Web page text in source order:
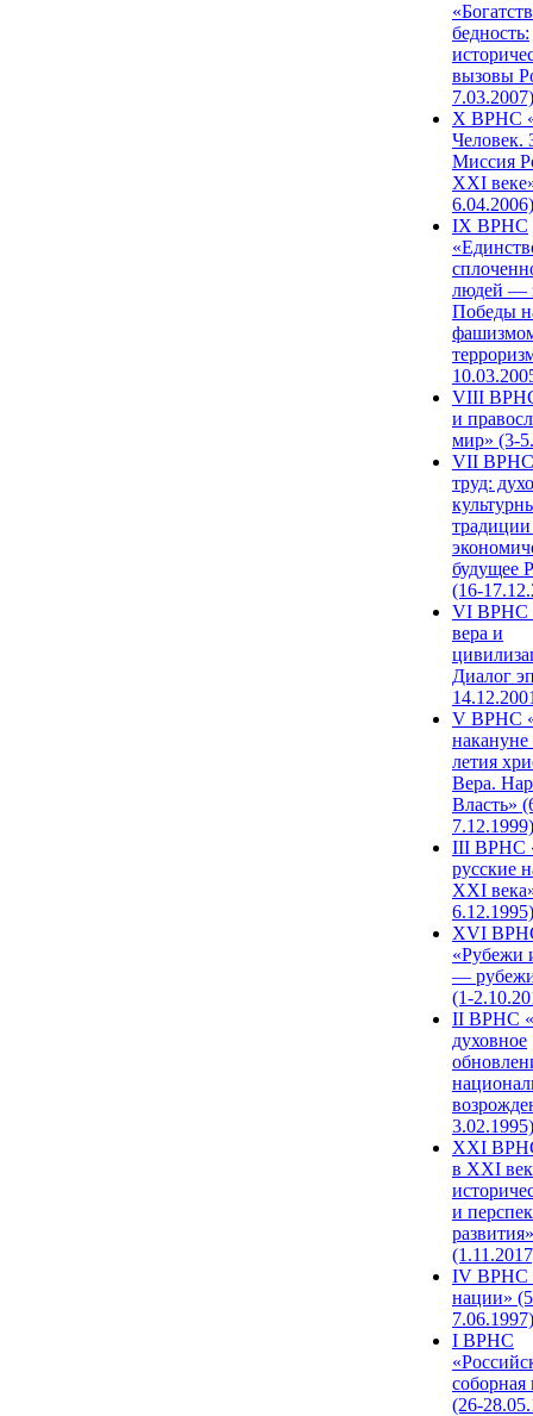
бедность:
вызовы
7.03.2007)
X ВРНС
Человек.
Миссия
XXI
6.04.2006)
IX ВРНС
людей —
Победы
VIII
и
мир» (3-
VII ВРНС
труд:
будущее
(16-
VI ВРНС
вера и
Диалог
V ВРНС
накануне
летия
Вера.
Власть»
7.12.1999)
III ВРНС
русские
XXI
6.12.1995)
XVI
«Рубежи
—
(1-
II ВРНС
духовное
3.02.1995)
XХI
в XXI
и
развития»
IV ВРНС
нации»
7.06.1997)
I ВРНС
(26-